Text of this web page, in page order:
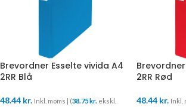
Brevordner Esselte vivida A4
2RR Blå
48.44 kr. Inkl. moms | (38.75kr. ekskl.
2RR Rød
48.44 kr. Inkl.